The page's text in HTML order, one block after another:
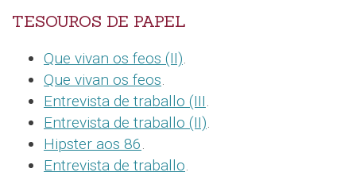
TESOUROS DE PAPEL
Que vivan os feos (II).
Que vivan os feos.
Entrevista de traballo (III.
Entrevista de traballo (II).
Hipster aos 86.
Entrevista de traballo.